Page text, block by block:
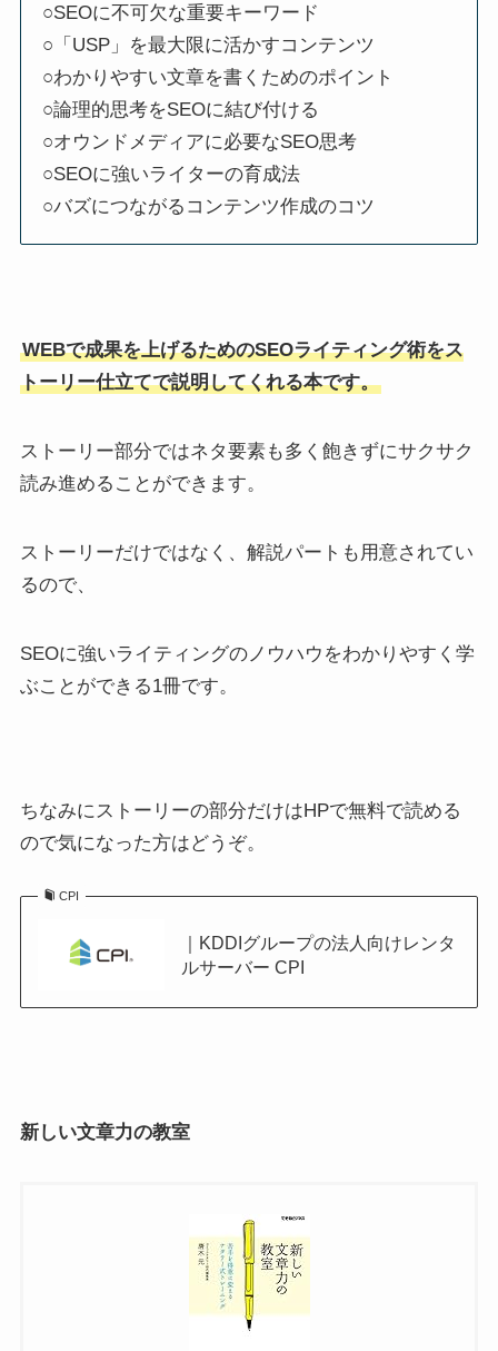
○SEOに不可欠な重要キーワード
○「USP」を最大限に活かすコンテンツ
○わかりやすい文章を書くためのポイント
○論理的思考をSEOに結び付ける
○オウンドメディアに必要なSEO思考
○SEOに強いライターの育成法
○バズにつながるコンテンツ作成のコツ
WEBで成果を上げるためのSEOライティング術をス
トーリー仕立てで説明してくれる本です。
ストーリー部分ではネタ要素も多く飽きずにサクサク
読み進めることができます。
ストーリーだけではなく、解説パートも用意されてい
るので、
SEOに強いライティングのノウハウをわかりやすく学
ぶことができる1冊です。
ちなみにストーリーの部分だけはHPで無料で読める
ので気になった方はどうぞ。
CPI
｜KDDIグループの法人向けレンタ
ルサーバー CPI
新しい文章力の教室